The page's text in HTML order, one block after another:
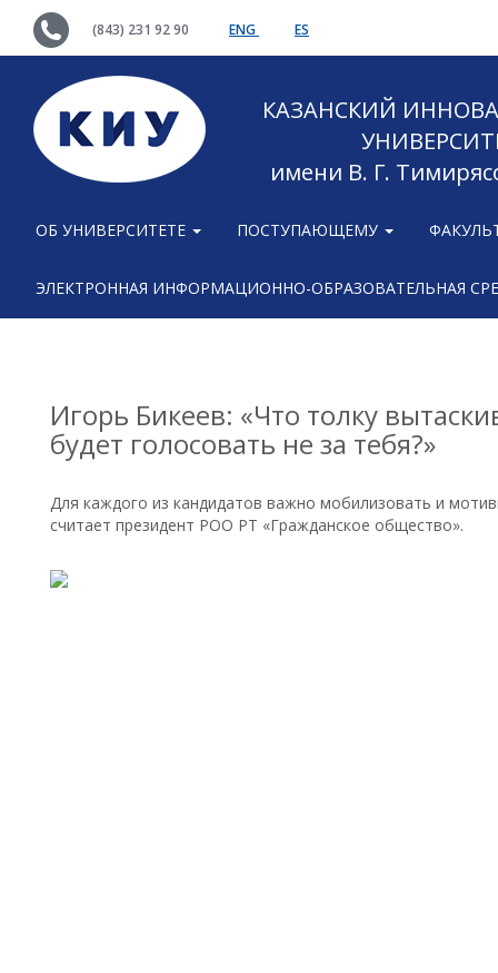
(843) 231 92 90 ENG ES
КАЗАНСКИЙ
имени В. Г.
ОБ УНИВЕРСИТЕТЕ ПОСТУПАЮЩЕМУ
ЭЛЕКТРОННАЯ ИНФОРМАЦИОННО-ОБРАЗОВАТЕЛЬНАЯ
Игорь Бикеев: «Что толку
будет голосовать не за тебя?»
Для каждого из кандидатов важно мобилизовать и
считает президент РОО РТ «Гражданское общество».